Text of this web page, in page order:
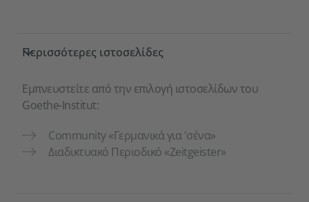
Περισσότερες ιστοσελίδες
Εμπνευστείτε από την επιλογή ιστοσελίδων του
Goethe-Institut:
Community «Γερμανικά για 'σένα»
Διαδικτυακό Περιοδικό «Zeitgeister»